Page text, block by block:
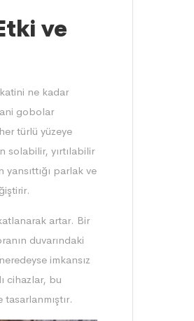
ve
ne kadar
gobolar
türlü yüzeye
solabilir, yırtılabilir
parlak ve
artar. Bir
duvarındaki
imkansız
cihazlar, bu